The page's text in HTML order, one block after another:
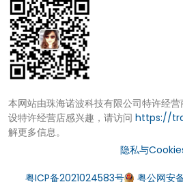
本网站由珠海诺波科技有限公司特许经
设特许经营店感兴趣，请访问 https://
解更多信息。
隐私与
粤ICP备2021024583号 粤公网安